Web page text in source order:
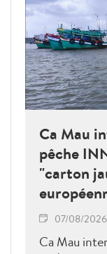
Ca Mau
pêche
"carton
07/08/2026
Ca Mau